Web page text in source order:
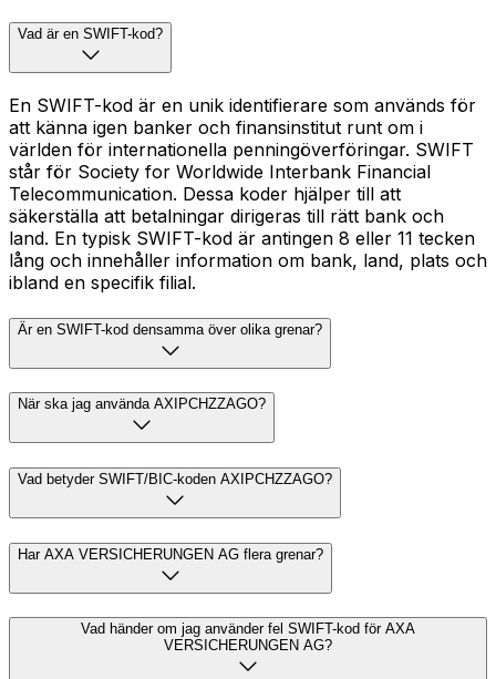
Vad är en SWIFT-kod?
En SWIFT-kod är en unik identifierare som används för
att känna igen banker och finansinstitut runt om i
världen för internationella penningöverföringar. SWIFT
står för Society for Worldwide Interbank Financial
Telecommunication. Dessa koder hjälper till att
säkerställa att betalningar dirigeras till rätt bank och
land. En typisk SWIFT-kod är antingen 8 eller 11 tecken
lång och innehåller information om bank, land, plats och
ibland en specifik filial.
Är en SWIFT-kod densamma över olika grenar?
När ska jag använda AXIPCHZZAGO?
Vad betyder SWIFT/BIC-koden AXIPCHZZAGO?
Har AXA VERSICHERUNGEN AG flera grenar?
Vad händer om jag använder fel SWIFT-kod för AXA
VERSICHERUNGEN AG?